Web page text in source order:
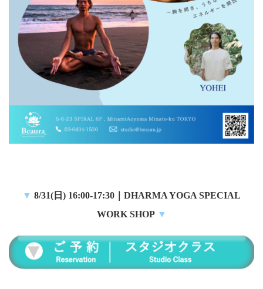
▼ 8/31(日) 16:00-17:30
DHARMA YOGA SPECIAL
WORK SHOP▼